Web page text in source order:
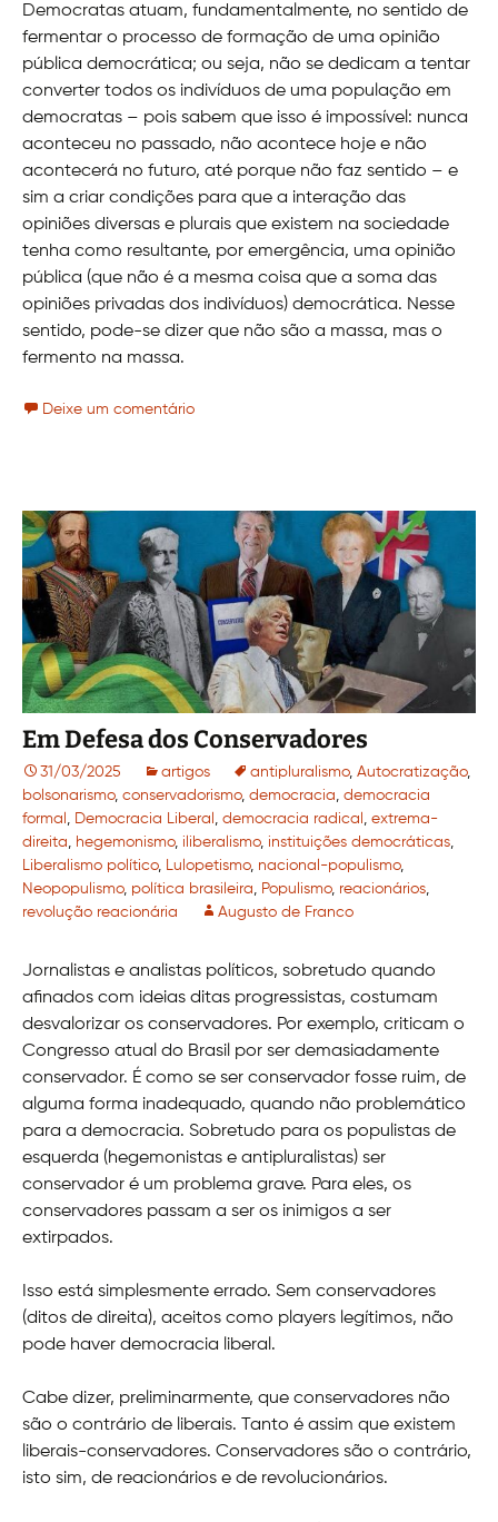
Democratas atuam, fundamentalmente, no sentido de
fermentar o processo de formação de uma opinião
pública democrática; ou seja, não se dedicam a tentar
converter todos os indivíduos de uma população em
democratas – pois sabem que isso é impossível: nunca
aconteceu no passado, não acontece hoje e não
acontecerá no futuro, até porque não faz sentido – e
sim a criar condições para que a interação das
opiniões diversas e plurais que existem na sociedade
tenha como resultante, por emergência, uma opinião
pública (que não é a mesma coisa que a soma das
opiniões privadas dos indivíduos) democrática. Nesse
sentido, pode-se dizer que não são a massa, mas o
fermento na massa.
Deixe um comentário
Em Defesa dos Conservadores
31/03/2025 artigos antipluralismo, Autocratização,
bolsonarismo, conservadorismo, democracia, democracia
formal , Democracia Liberal , democracia radical , extrema-
direita, hegemonismo, iliberalismo, instituições democráticas,
Liberalismo político, Lulopetismo, nacional-populismo,
Neopopulismo, política brasileira, Populismo, reacionários,
revolução reacionária
Augusto de Franco
Jornalistas e analistas políticos, sobretudo quando
afinados com ideias ditas progressistas, costumam
desvalorizar os conservadores. Por exemplo, criticam o
Congresso atual do Brasil por ser demasiadamente
conservador. É como se ser conservador fosse ruim, de
alguma forma inadequado, quando não problemático
para a democracia. Sobretudo para os populistas de
esquerda (hegemonistas e antipluralistas) ser
conservador é um problema grave. Para eles, os
conservadores passam a ser os inimigos a ser
extirpados.
Isso está simplesmente errado. Sem conservadores
(ditos de direita), aceitos como players legítimos, não
pode haver democracia liberal.
Cabe dizer, preliminarmente, que conservadores não
são o contrário de liberais. Tanto é assim que existem
liberais-conservadores. Conservadores são o contrário,
isto sim, de reacionários e de revolucionários.